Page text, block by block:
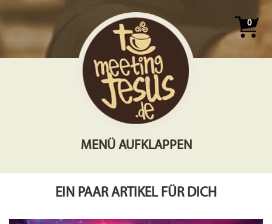
0
MENÜ AUFKLAPPEN
EIN PAAR ARTIKEL FÜR DICH